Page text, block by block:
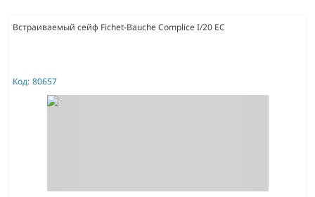
Встраиваемый сейф Fichet-Bauche Complice I/20 EC
Код: 80657